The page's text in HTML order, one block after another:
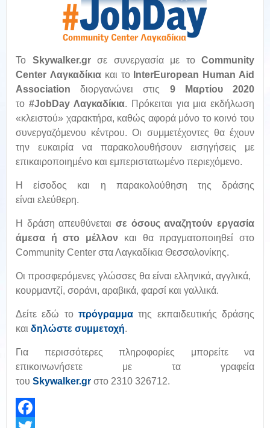
Το Skywalker.grσε συνεργασία με τo Community
Center Λαγκαδίκια και τοInterEuropean Human Aid
Associationδιοργανώνει στις 9 Μαρτίου 2020
το #JobDay Λαγκαδίκια. Πρόκειται για μια εκδήλωση
«κλειστού» χαρακτήρα, καθώς αφορά μόνο το κοινό του
συνεργαζόμενου κέντρου. Οι συμμετέχοντες θα έχουν
την ευκαιρία να παρακολουθήσουν εισηγήσεις με
επικαιροποιημένο και εμπεριστατωμένο περιεχόμενο.
Η είσοδος και η παρακολούθηση της δράσης
είναι ελεύθερη.
Η δράση απευθύνεται σε όσους αναζητούν εργασία
άμεσα ή στο μέλλον και θα πραγματοποιηθεί στο
Community Center στα Λαγκαδίκια Θεσσαλονίκης.
Οι προσφερόμενες γλώσσες θα είναι ελληνικά, αγγλικά,
κουρμαντζί, σοράνι, αραβικά, φαρσί και γαλλικά.
Δείτε εδώ το πρόγραμμα της εκπαιδευτικής δράσης
και δηλώστε συμμετοχή.
Για περισσότερες πληροφορίες μπορείτε να
επικοινωνήσετε με τα γραφεία
του Skywalker.gr στο 2310 326712.